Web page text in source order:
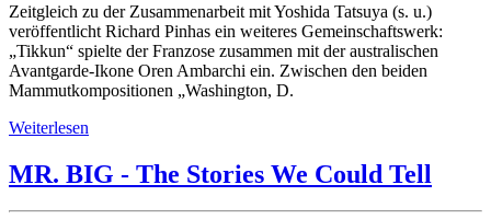
Zeitgleich zu der Zusammenarbeit mit Yoshida Tatsuya (s. u.)
veröffentlicht Richard Pinhas ein weiteres Gemeinschaftswerk:
„Tikkun“ spielte der Franzose zusammen mit der australischen
Avantgarde-Ikone Oren Ambarchi ein. Zwischen den beiden
Mammutkompositionen „Washington, D.
Weiterlesen
MR. BIG - The Stories We Could Tell